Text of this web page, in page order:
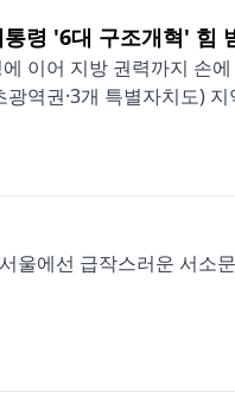
령 '6대 구조개혁' 힘
이어 지방 권력까지 손
역권·3개 특별자치도)
울에선 급작스러운 서소